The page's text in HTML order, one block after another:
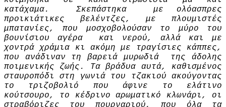
κατάχαμα. Σκεπάστηκα με ολόασπρες
προικιάτικες βελέντζες, με πλουμιστές
μπατανίες, που μοσχοβολούσαν το μύρο του
βουνίσιου αγέρα και νερού, αλλά και με
χοντρά χράμια κι ακόμη με τραγίσιες κάππες,
που ανάδιναν τη βαρειά μυρωδιά της άδολης
ποιμενικής ζωής. Τα βράδυα αυτά, καθισμένος
σταυροπόδι στη γωνιά του τζακιού ακούγοντας
το τριζοβολιό που άφινε το ελάτινο
κούτσουρο, το κέδρινο αρωματικό κλωνάρι, οι
στραβόριζες του πουρναριού, που όλα τα